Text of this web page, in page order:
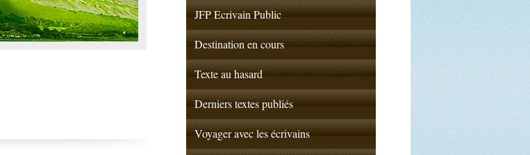
JFP Ecrivain Public
Destination en cours
Texte au hasard
Derniers textes publiés
Voyager avec les écrivains